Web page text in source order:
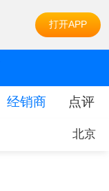
打开APP
经销商 点评
北京